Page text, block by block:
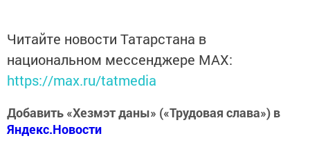
Читайте новости Татарстана в
национальном мессенджере MАХ:
https://max.ru/tatmedia
Добавить «Хезмэт даны» («Трудовая слава») в
Яндекс.Новости